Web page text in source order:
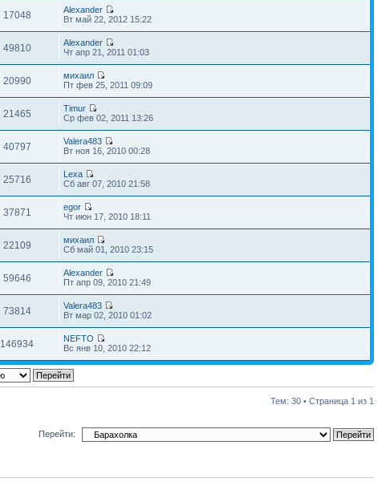
17048
Alexander
Вт май 22, 2012 15:22
49810
Alexander
Чт апр 21, 2011 01:03
20990
михаил
Пт фев 25, 2011 09:09
21465
Timur
Ср фев 02, 2011 13:26
40797
Valera483
Вт ноя 16, 2010 00:28
25716
Lexa
Сб авг 07, 2010 21:58
37871
egor
Чт июн 17, 2010 18:11
22109
михаил
Сб май 01, 2010 23:15
59646
Alexander
Пт апр 09, 2010 21:49
73814
Valera483
Вт мар 02, 2010 01:02
146934
NEFTO
Вс янв 10, 2010 22:12
Тем: 30 • Страница 1 из 1
Перейти: